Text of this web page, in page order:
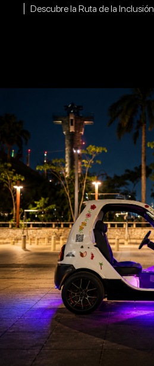
Descubre la Ruta de la Inclusión